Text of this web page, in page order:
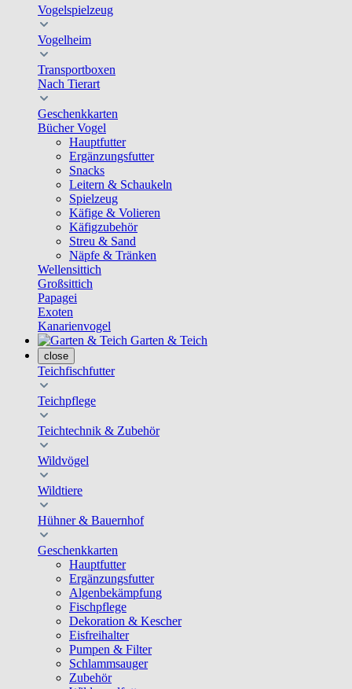
Vogelspielzeug
Vogelheim
Transportboxen
Nach Tierart
Geschenkkarten
Bücher Vogel
Hauptfutter
Ergänzungsfutter
Snacks
Leitern & Schaukeln
Spielzeug
Käfige & Volieren
Käfigzubehör
Streu & Sand
Näpfe & Tränken
Wellensittich
Großsittich
Papagei
Exoten
Kanarienvogel
Garten & Teich
close
Teichfischfutter
Teichpflege
Teichtechnik & Zubehör
Wildvögel
Wildtiere
Hühner & Bauernhof
Geschenkkarten
Hauptfutter
Ergänzungsfutter
Algenbekämpfung
Fischpflege
Dekoration & Kescher
Eisfreihalter
Pumpen & Filter
Schlammsauger
Zubehör